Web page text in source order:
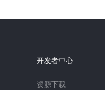
开发者中心
资源下载